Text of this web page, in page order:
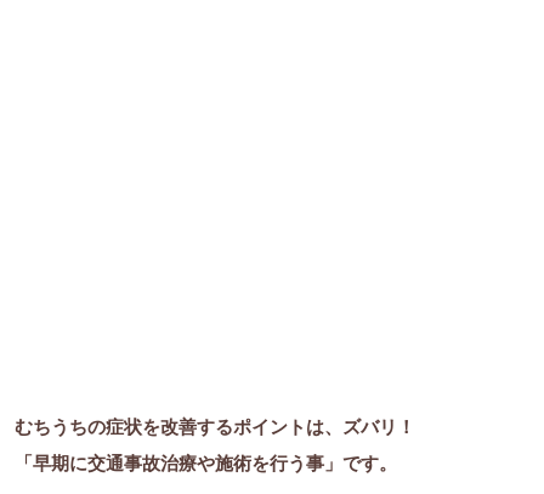
むちうちの症状を改善するポイントは、ズバリ！
「早期に交通事故治療や施術を行う事」です。